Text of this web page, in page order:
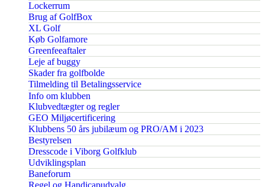
Lockerrum
Brug af GolfBox
XL Golf
Køb Golfamore
Greenfeeaftaler
Leje af buggy
Skader fra golfbolde
Tilmelding til Betalingsservice
Info om klubben
Klubvedtægter og regler
GEO Miljøcertificering
Klubbens 50 års jubilæum og PRO/AM i 2023
Bestyrelsen
Dresscode i Viborg Golfklub
Udviklingsplan
Baneforum
Regel og Handicapudvalg.